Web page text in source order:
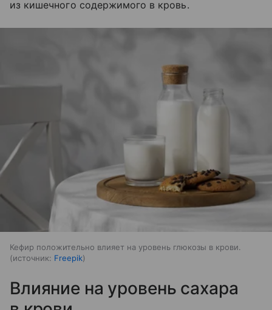
из кишечного содержимого в кровь.
Кефир положительно влияет на уровень глюкозы в крови.
источник: Freepik
Влияние на уровень сахара